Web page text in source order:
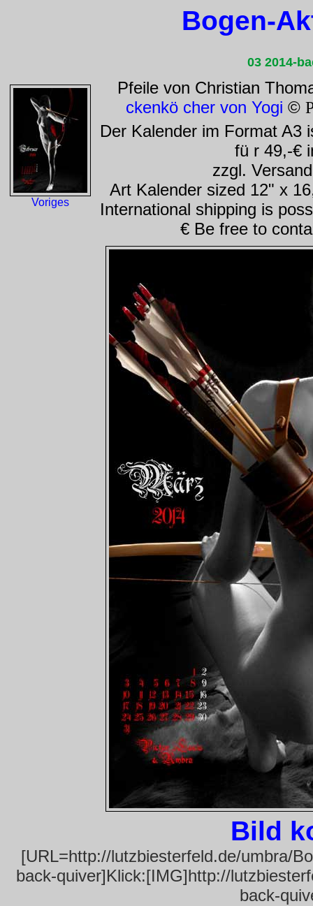
Bogen-
Voriges
03 2014-
Pfeile von Christian
ckenkö cher von Yogi ©
Der Kalender im Format A3
fü r 49,-€
zzgl.
Art Kalender sized 12" x
International shipping is
€ Be free to
Bild
[URL=http://lutzbiesterfeld.de/umbra/
back-quiver]Klick:[IMG]http://
back-